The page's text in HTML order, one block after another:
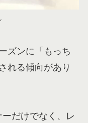
ズンに「もっち
れる傾向があり
だけでなく、レ